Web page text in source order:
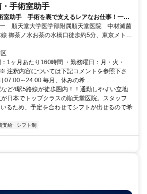
手術室助手
室助手 手術を裏で支えるレアなお仕事！一生
◎
ー 順天堂大学医学部附属順天堂医院 中材滅菌
御茶ノ水お茶の水橋口徒歩約5分、東京メトロ
口徒歩約7分、都営大江戸線 本郷三丁目3番口
1ヶ月あたり160時間 ・勤務曜日：月・火・
注釈内容については下記コメントを参照下さ
07:00～24:00 毎月、休みの希...
ど4駅5路線が徒歩圏内！！通勤しやすい立地
日本でトップクラスの順天堂医院。スタッフ
るため、予定を合わせてシフトが出せるので希
支給 シフト制